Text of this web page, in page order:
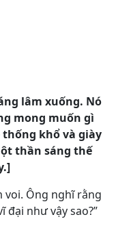
lâm xuống. Nó
mong muốn gì
khổ và giày
thần sáng thế
voi. Ông nghĩ rằng
như vậy sao?”